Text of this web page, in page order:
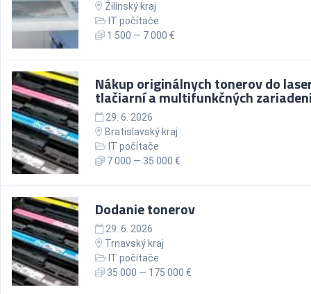
Žilinský kraj
IT počítače
1 500 — 7 000 €
Nákup originálnych tonerov do
tlačiarní a multifunkčných
29. 6. 2026
Bratislavský kraj
IT počítače
7 000 — 35 000 €
Dodanie tonerov
29. 6. 2026
Trnavský kraj
IT počítače
35 000 — 175 000 €